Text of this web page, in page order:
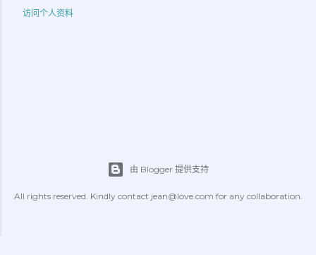
访问个人资料
由 Blogger 提供支持
All rights reserved. Kindly contact jean@love.com for any collaboration.